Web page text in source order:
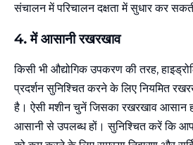
संचालन में परिचालन दक्षता में सुधार कर
4.में आसानीरखरखाव
किसी भी औद्योगिक उपकरण की तरह,
प्रदर्शन सुनिश्चित करने के लिए नियमित
है। ऐसी मशीन चुनें जिसका रखरखाव आसान
आसानी से उपलब्ध हों। सुनिश्चित करें कि